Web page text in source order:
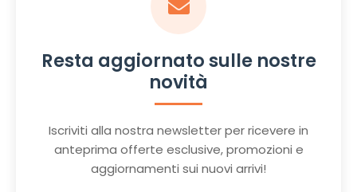
Resta aggiornato sulle nostre
novità
Iscriviti alla nostra newsletter per ricevere in
anteprima offerte esclusive, promozioni e
aggiornamenti sui nuovi arrivi!